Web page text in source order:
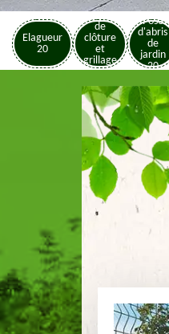
Elagueur
20
Pose
de
clôture
et
grillage
20
Pose
d'abris
de
jardin
20